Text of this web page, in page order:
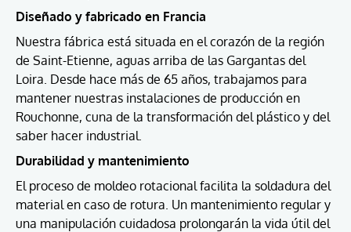
Diseñado y fabricado en Francia
Nuestra fábrica está situada en el corazón de la región
de Saint-Etienne, aguas arriba de las Gargantas del
Loira. Desde hace más de 65 años, trabajamos para
mantener nuestras instalaciones de producción en
Rouchonne, cuna de la transformación del plástico y del
saber hacer industrial.
Durabilidad y mantenimiento
El proceso de moldeo rotacional facilita la soldadura del
material en caso de rotura. Un mantenimiento regular y
una manipulación cuidadosa prolongarán la vida útil del